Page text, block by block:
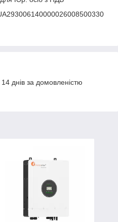
днів за домовленістю